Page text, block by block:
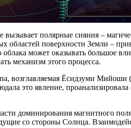
вызывает полярные сияния –
областей поверхности Земли –
облака может оказывать большое
механизм этого процесса.
возглавляемая Ёсидзуми Мийоши
это явление, проанализировала
доминирования магнитного
со стороны Солнца.